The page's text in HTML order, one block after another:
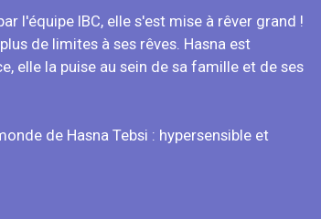
l'équipe IBC, elle s'est mise à rêver grand !
de limites à ses rêves. Hasna est
elle la puise au sein de sa famille et de ses
de Hasna Tebsi : hypersensible et